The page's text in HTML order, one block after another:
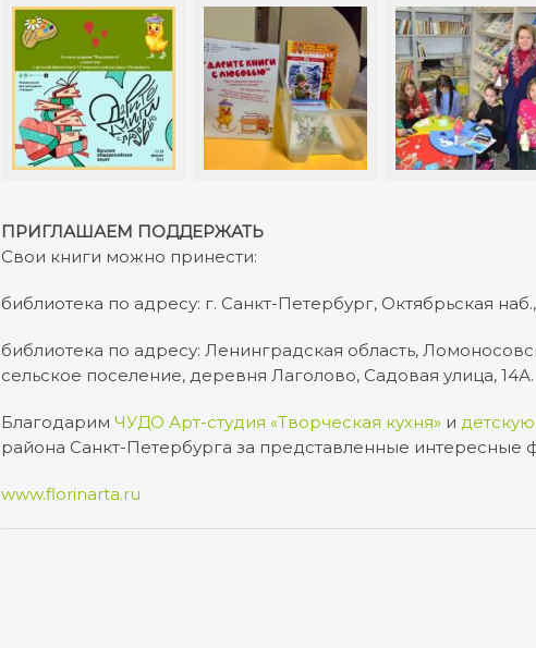
ПРИГЛАШАЕМ ПОДДЕРЖАТЬ
Свои книги можно принести:
библиотека по адресу: г. Санкт-Петербург, Октябрьская наб.,
библиотека по адресу: Ленинградская область,
сельское поселение, деревня Лаголово, Садовая улица, 14А.
Благодарим ЧУДО Арт-студия «Творческая кухня» и
района Санкт-Петербурга за представленные интересные
www.florinarta.ru